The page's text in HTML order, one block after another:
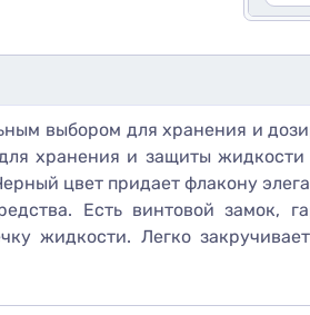
выбором для хранения и
хранения и защиты жидкости
цвет придает флакону
Есть винтовой
жидкости. Легко